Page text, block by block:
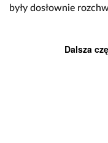
były dosłownie
Dalsza